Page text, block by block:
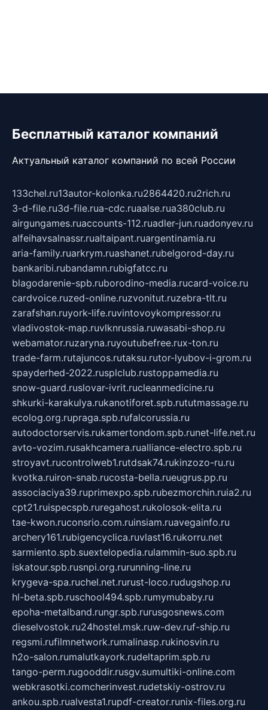
Бесплатный каталог компаний
Актуальный каталог компаний по всей России
133chel.ru13autor-kolonka.ru2864420.ru2rich.ru
3-d-file.ru3d-file.rua-cdc.ruaalse.rua380club.ru
airgungames.ruaccounts-112.ruadler-jun.ruadonyev.ru
alfeihavsalnassr.rualtaipant.ruargentinamia.ru
aria-family.ruarkrym.ruashanet.rubelgorod-day.ru
bankaribi.rubandamn.rubigfatcc.ru
blagodarenie-spb.ruborodino-media.rucard-voice.ru
cardvoice.ruzed-online.ruzvonitut.ruzebra-tlt.ru
zarafshan.ruyork-life.ruvintovoykompressor.ru
vladivostok-map.ruvlknrussia.ruwasabi-shop.ru
webamator.ruzaryna.ruyoutubefree.rux-ton.ru
trade-farm.rutajuncos.rutaksu.rutor-lyubov-i-grom.ru
spayderhed-2022.rusplclub.rustoppamedia.ru
snow-guard.ruslovar-ivrit.rucleanmedicine.ru
shkurki-karakulya.rukanotiforet.spb.rututmassage.ru
ecolog.org.rupraga.spb.rufalcorussia.ru
autodoctorservis.rukamertondom.spb.runet-life.net.ru
avto-vozim.rusakhcamera.rualliance-electro.spb.ru
stroyavt.rucontrolweb1.rutdsak74.rukinzozo-ru.ru
kvotka.ruiron-snab.rucosta-bella.rueugrus.pp.ru
associaciya39.ruprimexpo.spb.rubezmorchin.ruia2.ru
cpt21.ruispecspb.ruregahost.rukolosok-elita.ru
tae-kwon.ruconsrio.com.ruinsiam.ruavegainfo.ru
archery161.rubigencyclica.ruvlast16.rukorru.net
sarmiento.spb.suextelopedia.rulammin-suo.spb.ru
iskatour.spb.rusnpi.org.rurunning-line.ru
krygeva-spa.ruchel.net.rurust-loco.rudugshop.ru
hl-beta.spb.ruschool494.spb.rumymubaby.ru
epoha-metalband.rungr.spb.rurusgosnews.com
dieselvostok.ru24hostel.msk.ruw-dev.ruf-ship.ru
regsmi.rufilmnetwork.rumalinasp.rukinosvin.ru
h2o-salon.rumalutkayork.rudeltaprim.spb.ru
tango-perm.rugooddir.rusgv.sumultiki-online.com
webkrasotki.comcherinvest.rudetskiy-ostrov.ru
ankou.spb.rualvesta1.rupdf-creator.runix-files.org.ru